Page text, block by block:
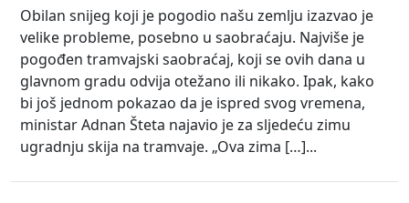
Obilan snijeg koji je pogodio našu zemlju izazvao je
velike probleme, posebno u saobraćaju. Najviše je
pogođen tramvajski saobraćaj, koji se ovih dana u
glavnom gradu odvija otežano ili nikako. Ipak, kako
bi još jednom pokazao da je ispred svog vremena,
ministar Adnan Šteta najavio je za sljedeću zimu
ugradnju skija na tramvaje. „Ova zima […]...